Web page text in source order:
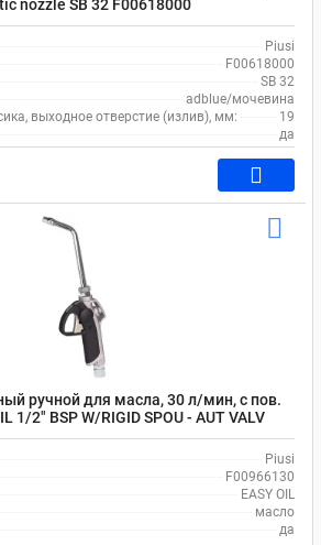
nozzle SB 32 F00618000
Piusi
F00618000
SB 32
adblue/мочевина
выходное отверстие (излив), мм:
19
да
ручной для масла, 30 л/мин, с пов.
1/2" BSP W/RIGID SPOU - AUT VALV
Piusi
F00966130
EASY OIL
масло
да